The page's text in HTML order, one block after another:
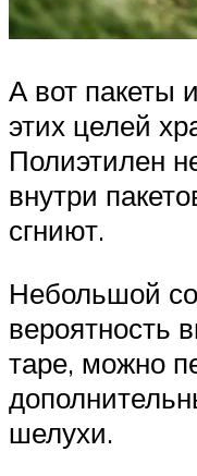
А вот пакеты
этих целей
Полиэтилен
внутри
сгниют.
Небольшой
вероятность
таре, можно
шелухи.